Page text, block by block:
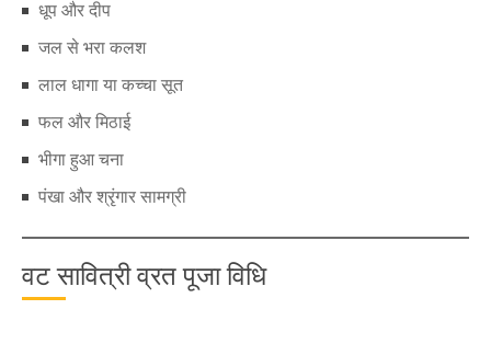
धूप और दीप
जल से भरा कलश
लाल धागा या कच्चा सूत
फल और मिठाई
भीगा हुआ चना
पंखा और श्रृंगार सामग्री
वट सावित्री व्रत पूजा विधि